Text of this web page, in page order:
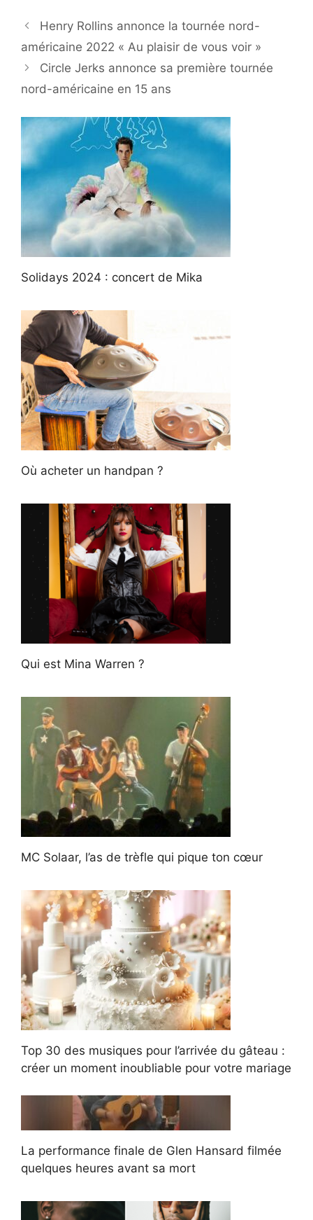
Henry Rollins annonce la tournée nord-
américaine 2022 « Au plaisir de vous voir »
Circle Jerks annonce sa première tournée
nord-américaine en 15 ans
Solidays 2024 : concert de Mika
Où acheter un handpan ?
Qui est Mina Warren ?
MC Solaar, l’as de trèfle qui pique ton cœur
Top 30 des musiques pour l’arrivée du gâteau :
créer un moment inoubliable pour votre mariage
La performance finale de Glen Hansard filmée
quelques heures avant sa mort